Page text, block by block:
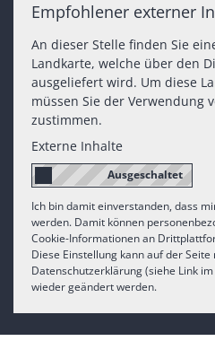
Empfohlener externer
An dieser Stelle finden Sie
Landkarte, welche über den
ausgeliefert wird. Um diese
müssen Sie der Verwendung
zustimmen.
Externe Inhalte
Ich bin damit einverstanden, dass
werden. Damit können
Cookie-Informationen an
Diese Einstellung kann auf der
Datenschutzerklärung (siehe Link
wieder geändert werden.